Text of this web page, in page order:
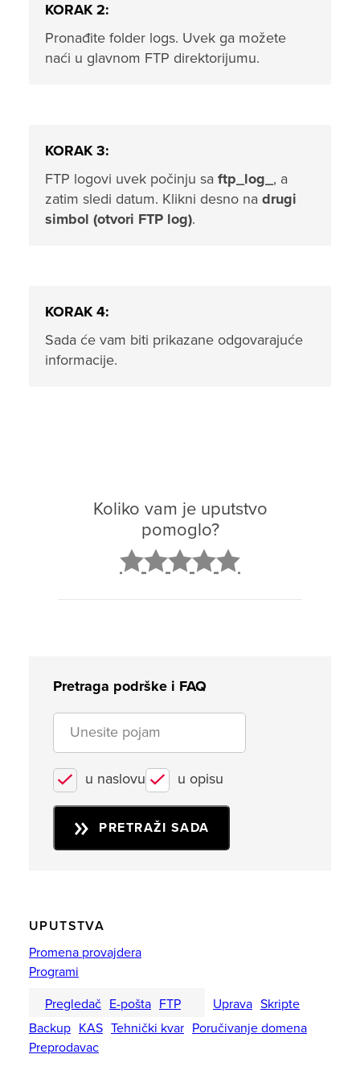
KORAK 2:
Pronađite folder logs. Uvek ga možete
naći u glavnom FTP direktorijumu.
KORAK 3:
FTP logovi uvek počinju sa ftp_log_ , a
zatim sledi datum. Klikni desno na drugi
simbol (otvori FTP log).
KORAK 4:
Sada će vam biti prikazane odgovarajuće
informacije.
Koliko vam je uputstvo
pomoglo?
Pretraga podrške i FAQ
u naslovu u opisu
PRETRAŽI SADA
UPUTSTVA
Promena provajdera
Programi
Pregledač E-pošta FTP Uprava Skripte
Backup KAS Tehnički kvar Poručivanje domena
Preprodavac